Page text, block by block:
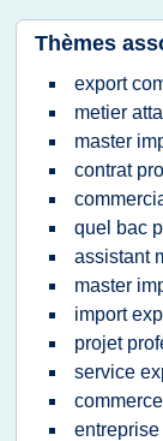
Thèmes
export
metier
master
contrat
quel bac
assistant
master
import
projet
service